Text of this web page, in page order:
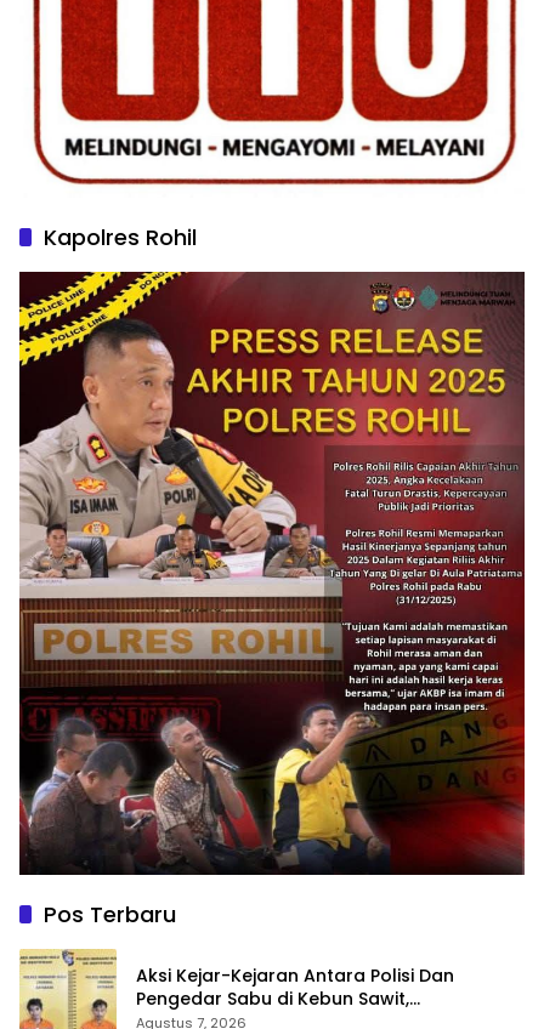
Kapolres Rohil
Pos Terbaru
Aksi Kejar-Kejaran Antara Polisi Dan
Pengedar Sabu di Kebun Sawit,
Satresnarkoba Polres Inhu Ringkus Dua
Agustus 7, 2026